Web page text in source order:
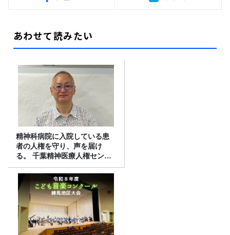
あわせて読みたい
精神科病院に入院している患
者の人権を守り、声を届け
る。 千葉精神医療人権センタ
ーの取り組み